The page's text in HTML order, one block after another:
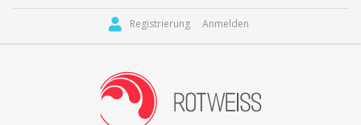
Registrierung Anmelden